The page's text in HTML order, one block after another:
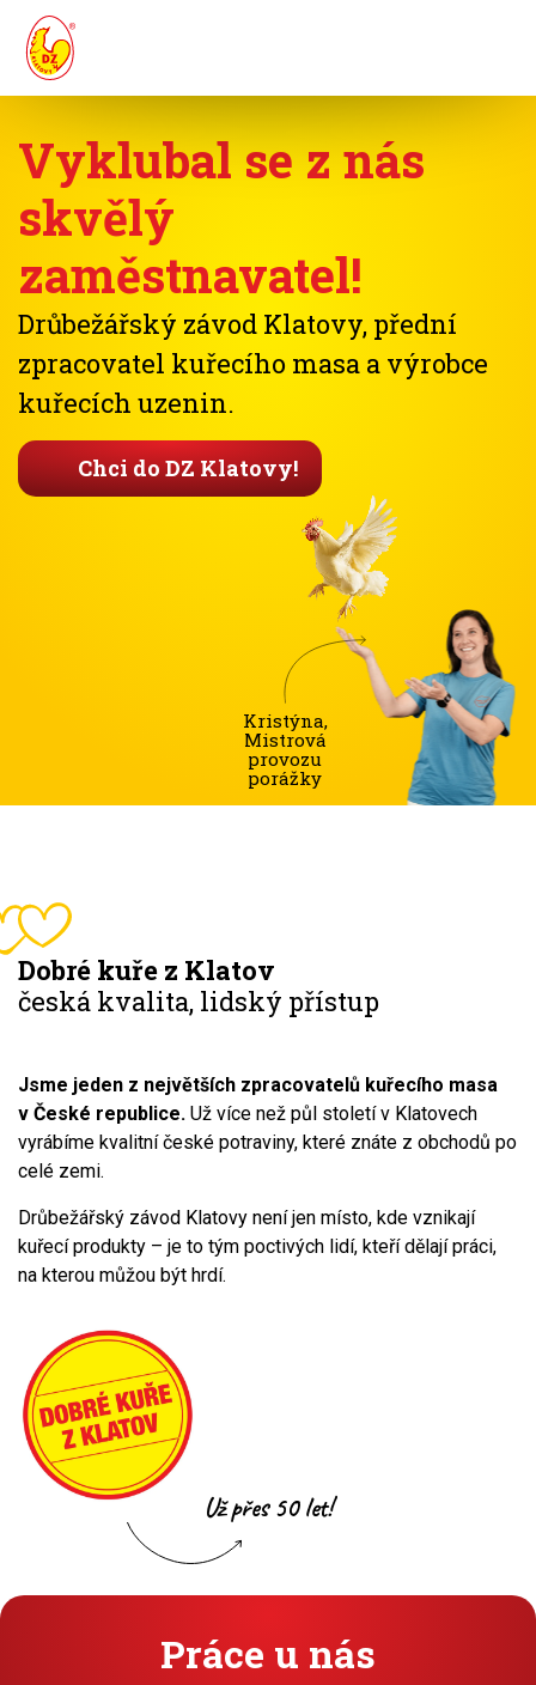
Vyklubal se z nás
skvělý
zaměstnavatel!
Drůbežářský závod Klatovy, přední
zpracovatel kuřecího masa a výrobce
kuřecích uzenin.
Chci do DZ Klatovy!
Robert, Mistr
expedice
výrobků
Kristýna,
Mistrová
provozu
porážky
Dobré kuře z Klatov
česká kvalita, lidský přístup
Jsme jeden z největších zpracovatelů kuřecího masa
v České republice. Už více než půl století v Klatovech
vyrábíme kvalitní české potraviny, které znáte z obchodů po
celé zemi.
Drůbežářský závod Klatovy není jen místo, kde vznikají
kuřecí produkty – je to tým poctivých lidí, kteří dělají práci,
na kterou můžou být hrdí.
Už přes 50 let!
Práce u nás